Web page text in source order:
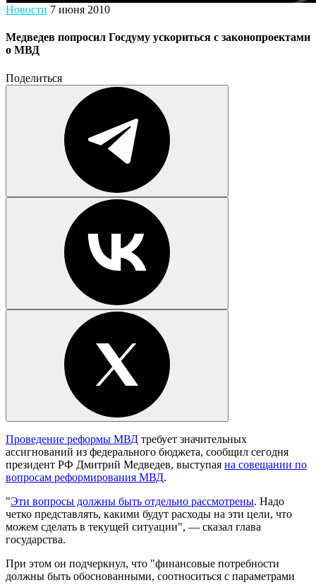
Новости 7 июня 2010
Медведев попросил Госдуму ускориться с законопроектами
о МВД
Поделиться
Проведение реформы МВД требует значительных
ассигнований из федерального бюджета, сообщил сегодня
президент РФ Дмитрий Медведев, выступая на совещании по
вопросам реформирования МВД.
"Эти вопросы должны быть отдельно рассмотрены. Надо
четко представлять, какими будут расходы на эти цели, что
можем сделать в текущей ситуации", — сказал глава
государства.
При этом он подчеркнул, что "финансовые потребности
должны быть обоснованными, соотноситься с параметрами